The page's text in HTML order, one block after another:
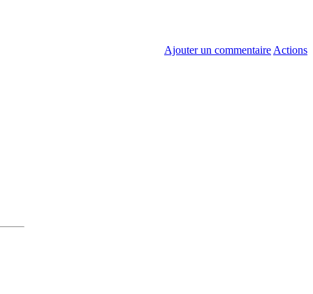
Ajouter un commentaire Actions